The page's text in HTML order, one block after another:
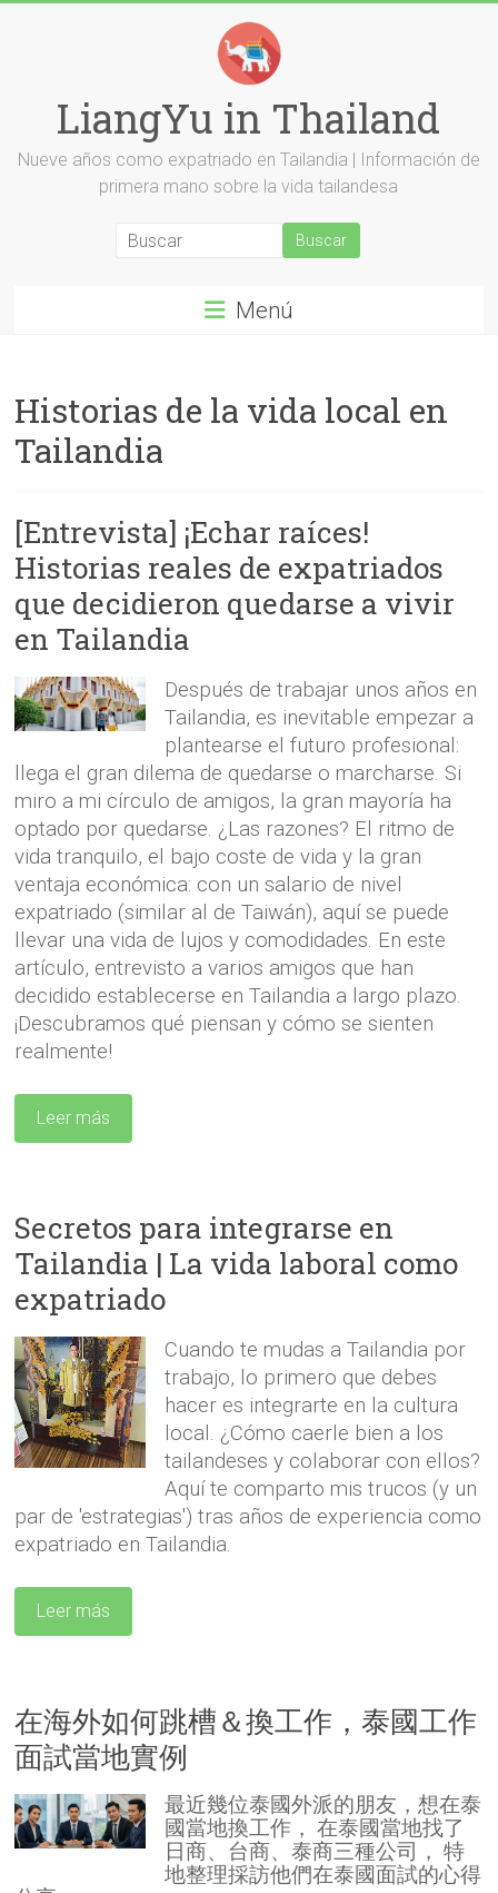
LiangYu in Thailand
Nueve años como expatriado en Tailandia | Información de
primera mano sobre la vida tailandesa
Menú
Historias de la vida local en
Tailandia
[Entrevista] ¡Echar raíces!
Historias reales de expatriados
que decidieron quedarse a vivir
en Tailandia
Después de trabajar unos años en
Tailandia, es inevitable empezar a
plantearse el futuro profesional:
llega el gran dilema de quedarse o marcharse. Si
miro a mi círculo de amigos, la gran mayoría ha
optado por quedarse. ¿Las razones? El ritmo de
vida tranquilo, el bajo coste de vida y la gran
ventaja económica: con un salario de nivel
expatriado (similar al de Taiwán), aquí se puede
llevar una vida de lujos y comodidades. En este
artículo, entrevisto a varios amigos que han
decidido establecerse en Tailandia a largo plazo.
¡Descubramos qué piensan y cómo se sienten
realmente!
Leer más
Secretos para integrarse en
Tailandia | La vida laboral como
expatriado
Cuando te mudas a Tailandia por
trabajo, lo primero que debes
hacer es integrarte en la cultura
local. ¿Cómo caerle bien a los
tailandeses y colaborar con ellos?
Aquí te comparto mis trucos (y un
par de 'estrategias') tras años de experiencia como
expatriado en Tailandia.
Leer más
在海外如何跳槽＆換工作，泰國工作
面試當地實例
最近幾位泰國外派的朋友，想在泰
國當地換工作， 在泰國當地找了
日商、台商、泰商三種公司， 特
地整理採訪他們在泰國面試的心得